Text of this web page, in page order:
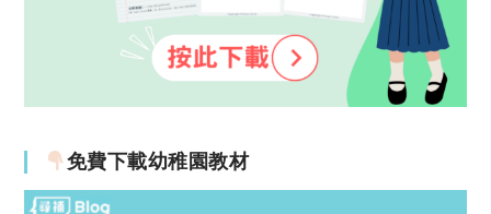
免費下載幼稚園教材